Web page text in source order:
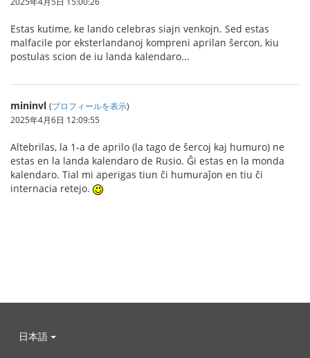
Estas kutime, ke lando celebras siajn venkojn. Sed estas
malfacile por eksterlandanoj kompreni aprilan ŝercon, kiu
postulas scion de iu landa kalendaro...
mininvl (プロフィールを表示)
2025年4月6日 12:09:55
Altebrilas, la 1-a de aprilo (la tago de ŝercoj kaj humuro) ne
estas en la landa kalendaro de Rusio. Ĝi estas en la monda
kalendaro. Tial mi aperigas tiun ĉi humuraĵon en tiu ĉi
internacia retejo.
日本語